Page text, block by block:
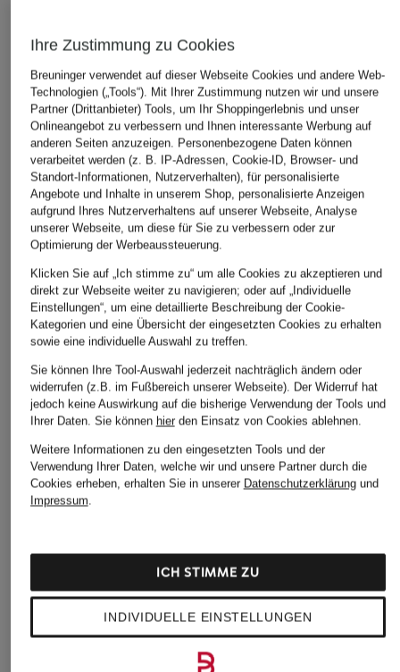
RLX RALPH LAUREN
Golfhose
195 €
+Aktionsrabatt
LACOSTE
7/8-Golfhose
89,99 €
Bestpreis:150 €
+Aktionsrabatt
VAUDE
SKOMER PANTS III
79,99 €
Bestpreis:67,99 €
Weitere Kategorien
adidas Deutschland
Trikots WM 2026
WM 2026
adidas Spezial in
Schwarz
adidas Tennisschuhe
Ihre Zustimmung zu Cookies
Breuninger verwendet auf dieser Webseite Cookies und andere Web-
Technologien („Tools“). Mit Ihrer Zustimmung nutzen wir und unsere
Partner (Drittanbieter) Tools, um Ihr Shoppingerlebnis und unser
Onlineangebot zu verbessern und Ihnen interessante Werbung auf
anderen Seiten anzuzeigen. Personenbezogene Daten können
verarbeitet werden (z. B. IP-Adressen, Cookie-ID, Browser- und
Standort-Informationen, Nutzerverhalten), für personalisierte
Angebote und Inhalte in unserem Shop, personalisierte Anzeigen
aufgrund Ihres Nutzerverhaltens auf unserer Webseite, Analyse
unserer Webseite, um diese für Sie zu verbessern oder zur
Optimierung der Werbeaussteuerung.
Klicken Sie auf „Ich stimme zu“ um alle Cookies zu akzeptieren und
direkt zur Webseite weiter zu navigieren; oder auf „Individuelle
Einstellungen“, um eine detaillierte Beschreibung der Cookie-
Kategorien und eine Übersicht der eingesetzten Cookies zu erhalten
sowie eine individuelle Auswahl zu treffen.
Sie können Ihre Tool-Auswahl jederzeit nachträglich ändern oder
widerrufen (z.B. im Fußbereich unserer Webseite). Der Widerruf hat
jedoch keine Auswirkung auf die bisherige Verwendung der Tools und
Ihrer Daten. Sie können hierden Einsatz von Cookies ablehnen.
Weitere Informationen zu den eingesetzten Tools und der
Verwendung Ihrer Daten, welche wir und unsere Partner durch die
Cookies erheben, erhalten Sie in unserer Datenschutzerklärungund
Impressum.
INDIVIDUELLE EINSTELLUNGEN
ICH STIMME ZU